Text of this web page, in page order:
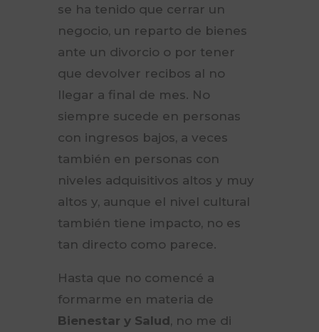
se ha tenido que cerrar un
negocio, un reparto de bienes
ante un divorcio o por tener
que devolver recibos al no
llegar a final de mes. No
siempre sucede en personas
con ingresos bajos, a veces
también en personas con
niveles adquisitivos altos y muy
altos y, aunque el nivel cultural
también tiene impacto, no es
tan directo como parece.
Hasta que no comencé a
formarme en materia de
Bienestar y Salud, no me di